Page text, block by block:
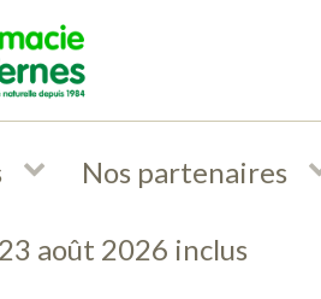
Nos partenaires
août 2026 inclus